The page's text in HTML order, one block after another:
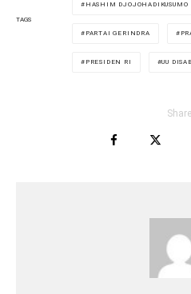
TAGS
HASHIM DJOJOHADIKUSUMO
PARTAI GERINDRA
PRESIDEN RI UU
Share